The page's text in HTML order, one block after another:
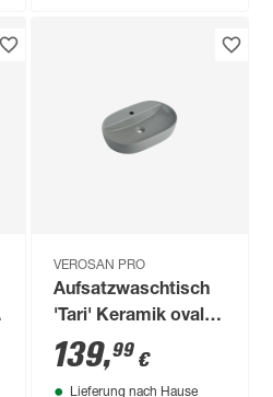
VEROSAN PRO
Aufsatzwaschtisch
'Tari' Keramik oval
matt light grey 60,5
x 40 x 12 cm
139,99 €
Lieferung nach Hause